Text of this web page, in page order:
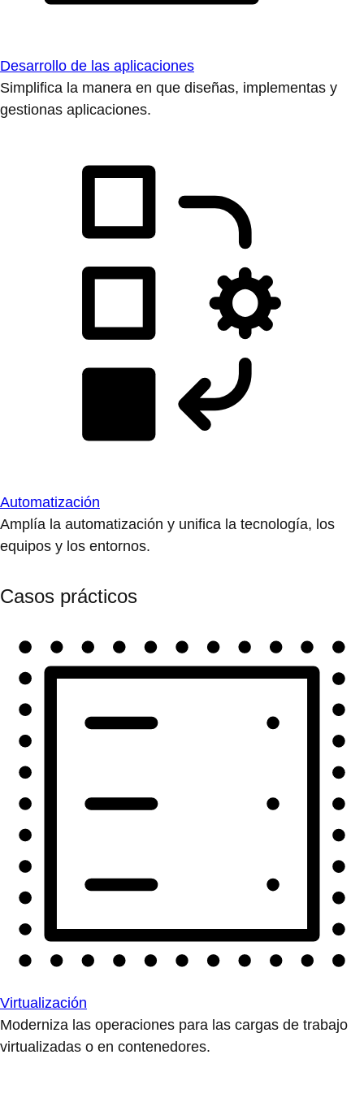
Desarrollo de las aplicaciones
Simplifica la manera en que diseñas, implementas y
gestionas aplicaciones.
Automatización
Amplía la automatización y unifica la tecnología, los
equipos y los entornos.
Casos prácticos
Virtualización
Moderniza las operaciones para las cargas de trabajo
virtualizadas o en contenedores.